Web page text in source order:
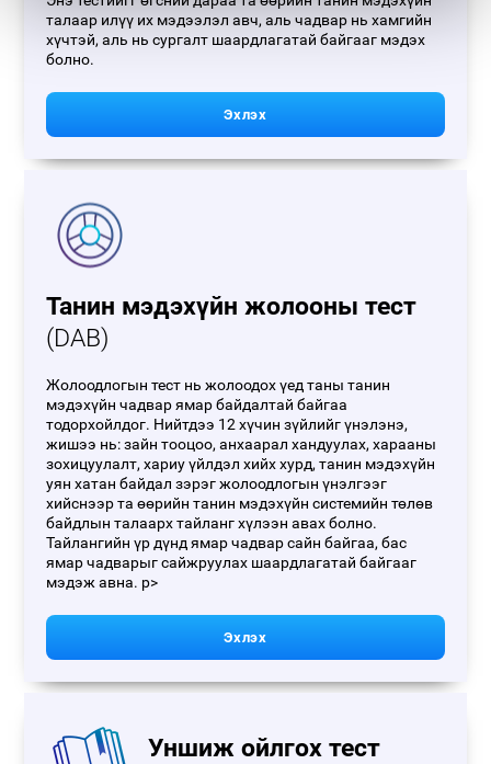
талаар илүү их мэдээлэл авч, аль чадвар нь хамгийн
хүчтэй, аль нь сургалт шаардлагатай байгааг мэдэх
болно.
Эхлэх
Танин мэдэхүйн жолооны тест
(DAB)
Жолоодлогын тест нь жолоодох үед таны танин
мэдэхүйн чадвар ямар байдалтай байгаа
тодорхойлдог. Нийтдээ 12 хүчин зүйлийг үнэлэнэ,
жишээ нь: зайн тооцоо, анхаарал хандуулах, харааны
зохицуулалт, хариу үйлдэл хийх хурд, танин мэдэхүйн
уян хатан байдал зэрэг жолоодлогын үнэлгээг
хийснээр та өөрийн танин мэдэхүйн системийн төлөв
байдлын талаарх тайланг хүлээн авах болно.
Тайлангийн үр дүнд ямар чадвар сайн байгаа, бас
ямар чадварыг сайжруулах шаардлагатай байгааг
мэдэж авна. p>
Эхлэх
Уншиж ойлгох тест